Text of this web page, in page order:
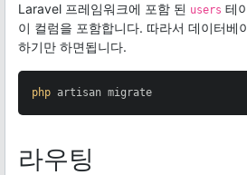
Laravel 프레임워크에 포함 된 users 테
이 컬럼을 포함합니다. 따라서 데이터베
하기만 하면됩니다.
php artisan migrate
라우팅